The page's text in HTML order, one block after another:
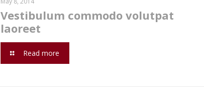
Vestibulum commodo volutpat
laoreet
Read more